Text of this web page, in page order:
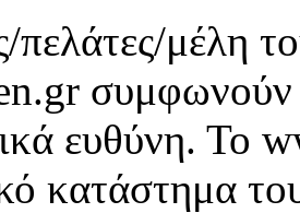
πελάτες/μέλη
συμφωνούν
ευθύνη. Το
κατάστημα